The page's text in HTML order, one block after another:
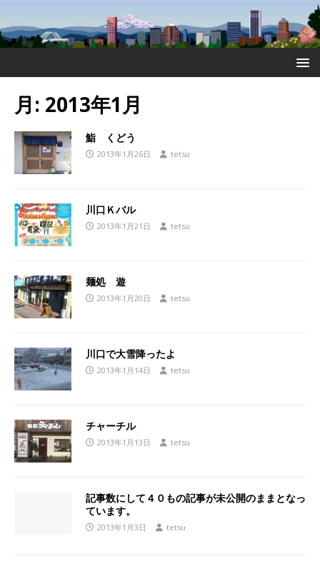
月: 2013年1月
鮨 くどう
2013年1月26日 tetsu
川口Ｋバル
2013年1月21日 tetsu
麺処 遊
2013年1月20日 tetsu
川口で大雪降ったよ
2013年1月14日 tetsu
チャーチル
2013年1月13日 tetsu
記事数にして４０もの記事が未公開のままとなっ
ています。
2013年1月3日 tetsu